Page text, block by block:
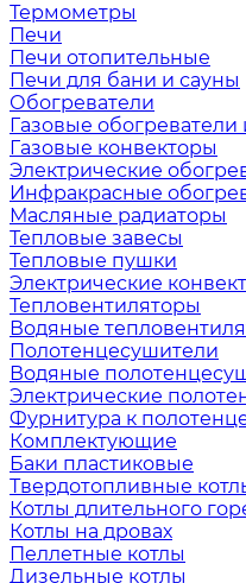
Термометры
Печи
Печи отопительные
Печи для бани и сауны
Обогреватели
Газовые обогреватели
Газовые конвекторы
Электрические
Инфракрасные
Масляные радиаторы
Тепловые завесы
Тепловые пушки
Электрические
Тепловентиляторы
Водяные
Полотенцесушители
Водяные
Электрические
Фурнитура к
Комплектующие
Баки пластиковые
Твердотопливные
Котлы длительного
Котлы на дровах
Пеллетные котлы
Дизельные котлы